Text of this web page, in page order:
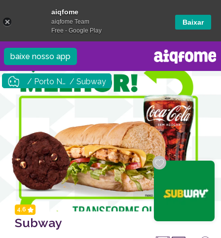
baixe nosso app
/ Porto Nacional / Subway
4.6
Subway
aiqfome
aiqfome Team
Free - Google Play
Baixar